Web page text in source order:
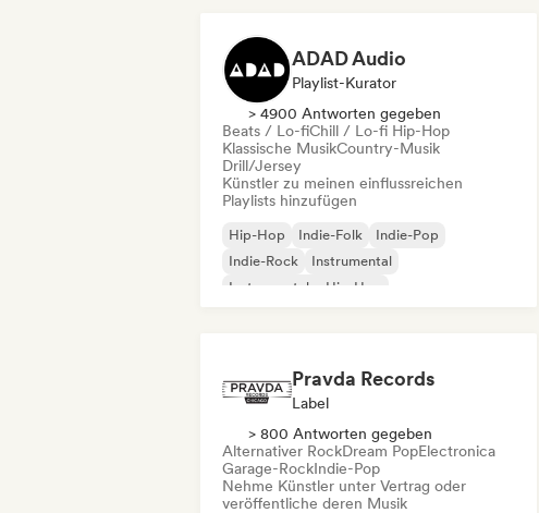
ADAD Audio
Playlist-Kurator
> 4900 Antworten gegeben
Beats / Lo-fiChill / Lo-fi Hip-Hop
Klassische MusikCountry-Musik
Drill/Jersey
Künstler zu meinen einflussreichen
Playlists hinzufügen
Hip-Hop Indie-Folk
Indie-Pop
Indie-Rock
Instrumental
Instrumentaler Hip-Hop
Pravda Records
Label
> 800 Antworten gegeben
Alternativer RockDream PopElectronica
Garage-RockIndie-Pop
Nehme Künstler unter Vertrag oder
veröffentliche deren Musik